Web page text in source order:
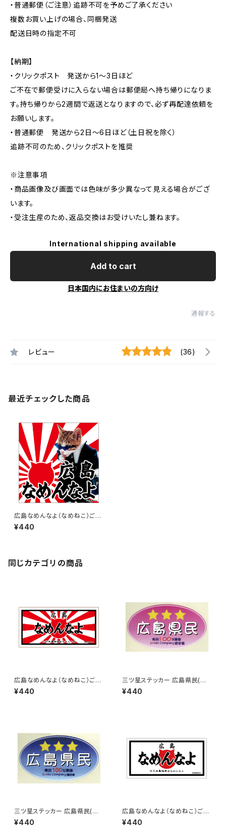
・普通郵便（ご注意）追跡不可を予めご了承ください
複数お買い上げの場合、同梱発送
配送日時の指定不可
【納期】
・クリックポスト 発送から1〜3日ほど
ご不在で郵便受けに入らない場合は郵便局へ持ち帰りになりま
す。持ち帰りから2週間で返送となりますので、必ず再配達依頼を
お願いします。
・普通郵便 発送から2日〜6日ほど（土日祝を除く）
追跡不可のため、クリックポストを推奨
※注意事項
・商品画像及び画面では色味が多少異なって見える場合がござ
います。
・受注生産のため、返品交換はお受けいたし兼ねます。
International shipping available
Add to cart
日本国内にお住まいの方向け
通報する
レビュー (36)
最近チェックした商品
広島なめんなよ（なめねこ）ご当
地ステッカー A-18
¥440
同じカテゴリの商品
広島なめんなよ（なめねこ）ご当
地ステッカー B-4
¥440
三ツ星ステッカー 広島県民(ピ
ンク)
¥440
三ツ星ステッカー 広島県民(ブ
ルー)
¥440
広島なめんなよ（なめねこ）ご当
地ステッカー B-3
¥440